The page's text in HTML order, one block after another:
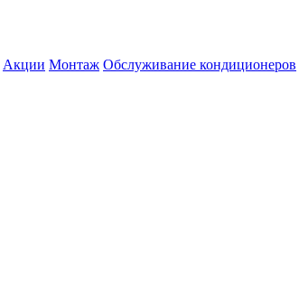
Акции Монтаж Обслуживание кондиционеров